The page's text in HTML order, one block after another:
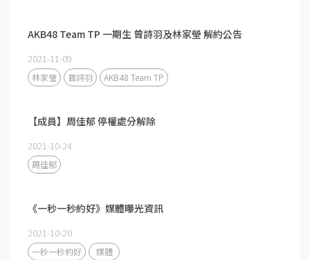
AKB48 Team TP 一期生 曾詩羽及林家瑩 解約公告
2021-11-09
林家瑩 曾詩羽 AKB48 Team TP
【成員】周佳郁 停權處分解除
2021-10-24
周佳郁
《一秒一秒約好》媒體曝光資訊
2021-10-20
一秒一秒約好 媒體